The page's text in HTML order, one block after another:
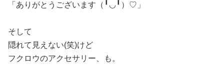
「ありがとうございます（╹◡╹）♡」
そして
隠れて見えない(笑)けど
フクロウのアクセサリー、も。